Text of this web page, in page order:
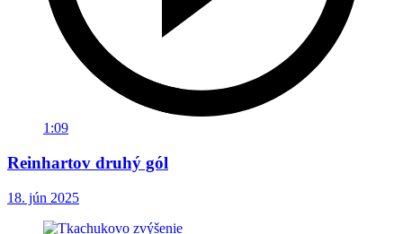
1:09
Reinhartov druhý gól
18. jún 2025